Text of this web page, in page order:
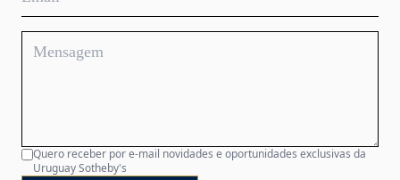
Quero receber por e-mail novidades e oportunidades exclusivas da
Uruguay Sotheby's